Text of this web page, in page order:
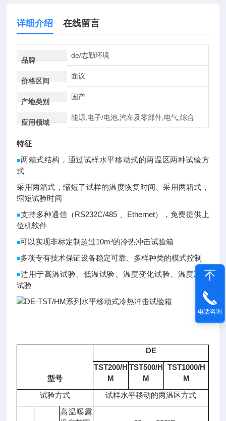
详细介绍 在线留言
品牌
de/志勤环境
价格区间
面议
产地类别
国产
应用领域
能源,电子/电池,汽车及零部件,电气,综合
特征
■两箱式结构，通过试样水平移动式的两温区两种试验方
式
采用两箱式，缩短了试样的温度恢复时间、采用两箱式，
缩短试验时间
■支持多种通信（RS232C/485 、Ethernet），免费提供上
位机软件
■可以实现非标定制超过10m³的冷热冲击试验箱
■多项专有技术保证设备稳定可靠、多样种类的模式控制
■适用于高温试验、低温试验、温度变化试验、温度冲击
试验
型号
DE
TST200/H
M
TST500/H
M
TST1000/H
M
试验方式
试样水平移动的两温区方式
高温曝露
电话咨询